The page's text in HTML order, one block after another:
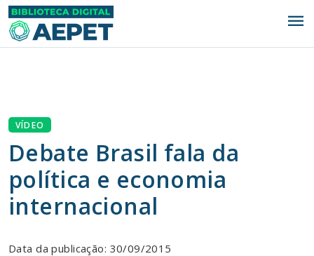
menu
VÍDEO
Debate Brasil fala da
política e economia
internacional
Data da publicação: 30/09/2015